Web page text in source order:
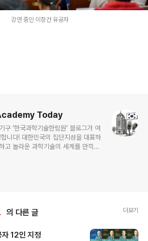
강연 중인 이창건 유공자
Today
구 ‘한국과학기술한림원’ 블로그가 여
니다! 대한민국의 집단지성을 대표하
고 놀라운 과학기술의 세계를 만끽하
지원 의 다른 글 더보기
12인 지정